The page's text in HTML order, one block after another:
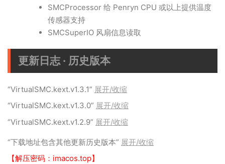
SMCProcessor 给 Penryn CPU 或以上提供温度
传感器支持
SMCSuperIO 风扇信息读取
更新日志 · 历史版本
“VirtualSMC.kext.v1.3.1” 展开/收缩
“VirtualSMC.kext.v1.3.0” 展开/收缩
“VirtualSMC.kext.v1.2.9” 展开/收缩
“下载地址包含其他更新历史版本” 展开/收缩
【解压密码：imacos.top】